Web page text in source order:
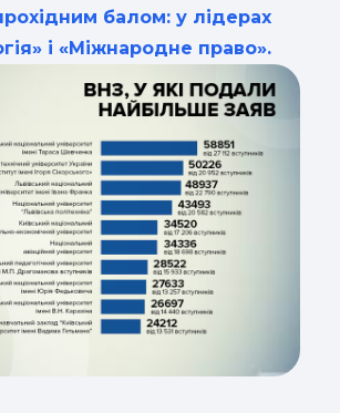
балом: у лідерах
і «Міжнародне право».